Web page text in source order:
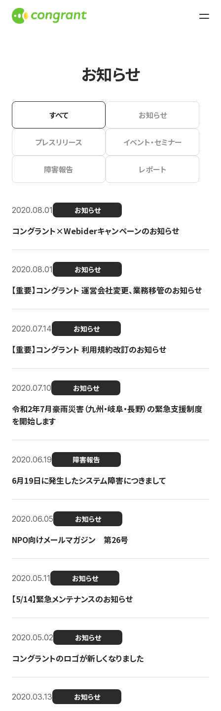
お知らせ
すべて お知らせ
プレスリリース イベント・セミナー
障害報告 レポート
2020.08.01 お知らせ
コングラント×Webiderキャンペーンのお知らせ
2020.08.01 お知らせ
【重要】コングラント 運営会社変更、業務移管のお知らせ
2020.07.14 お知らせ
【重要】コングラント 利用規約改訂のお知らせ
2020.07.10 お知らせ
令和2年7月豪雨災害（九州・岐阜・長野）の緊急支援制度
を開始します
2020.06.19 障害報告
6月19日に発生したシステム障害につきまして
2020.06.05 お知らせ
NPO向けメールマガジン 第26号
2020.05.11 お知らせ
【5/14】緊急メンテナンスのお知らせ
2020.05.02 お知らせ
コングラントのロゴが新しくなりました
2020.03.13 お知らせ